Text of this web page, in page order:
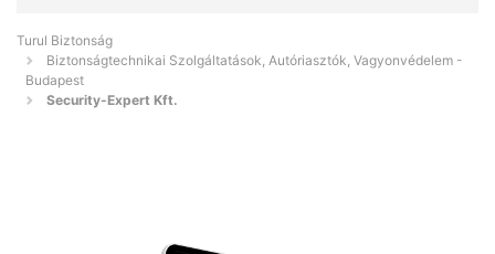
Turul Biztonság
Biztonságtechnikai Szolgáltatások, Autóriasztók, Vagyonvédelem -
Budapest
Security-Expert Kft.